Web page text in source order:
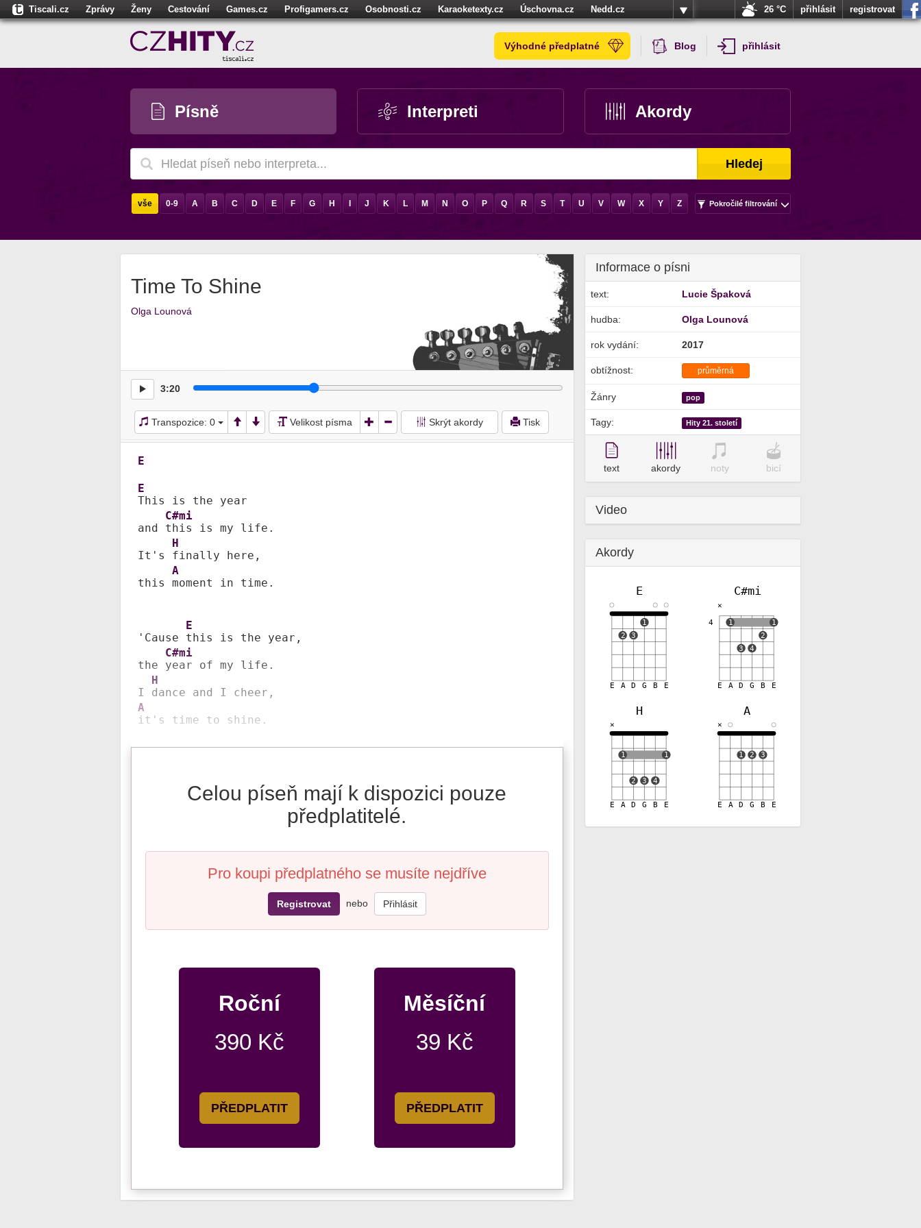
Tiscali.cz Zprávy Ženy Cestování Games.cz Profigamers.cz Osobnosti.cz Karaoketexty.cz Úschovna.cz
Nedd.cz
Sport Dokina.cz CZhity.cz
26 °C přihlásit registrovat
Výhodné předplatné Blog přihlásit
Písně Interpreti Akordy
Hledej
vše 0-9 A B C D E F G H J K L M N O P Q R S T U V W X Y Z Pokročilé filtrování
Time To Shine
Olga Lounová
3:20
Transpozice: 0 Velikost písma Skrýt akordy Tisk
E
E
This is the year
and
C#mi
this is my life.
It's
H
finally here,
this
A
moment in time.
'Cause
E
this is the year,
the
C#mi
year of my life.
I
H
A
it's time to shine.
Celou píseň mají k dispozici pouze
předplatitelé.
Pro koupi předplatného se musíte nejdříve
Registrovat nebo Přihlásit
Roční
390 Kč
PŘEDPLATIT
Měsíční
39 Kč
PŘEDPLATIT
Informace o písni
text: Lucie Špaková
hudba: Olga Lounová
rok vydání: 2017
obtížnost: průměrná
Žánry pop
Tagy: Hity 21. století
text akordy noty bicí
Video
Akordy
E
E A D G B E
2 3
1
C#mi
4
E A D G B E
✕
1
3 4
2
1
H
E A D G B E
✕
1
2 3 4
1
A
E A D G B E
✕
1 2 3